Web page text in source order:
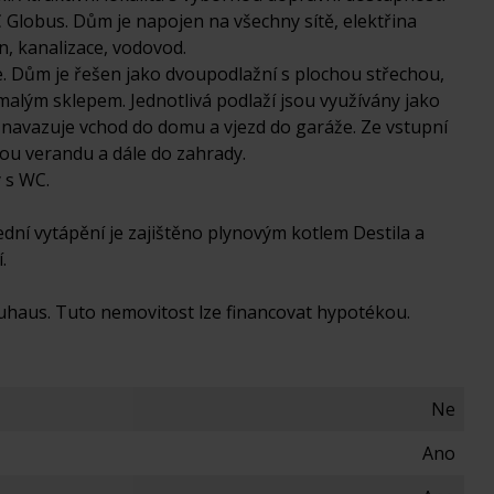
Globus. Dům je napojen na všechny sítě, elektřina
kanalizace, vodovod.
Dům je řešen jako dvoupodlažní s plochou střechou,
sklepem. Jednotlivá podlaží jsou využívány jako
vchod do domu a vjezd do garáže. Ze vstupní
verandu a dále do zahrady.
WC.
vytápění je zajištěno plynovým kotlem Destila a
Tuto nemovitost lze financovat hypotékou.
Ne
Ano